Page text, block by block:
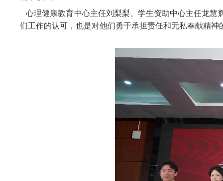
心理健康教育中心主任刘梨梨、学生资助中心主任龙慧
们工作的认可，也是对他们勇于承担责任和无私奉献精